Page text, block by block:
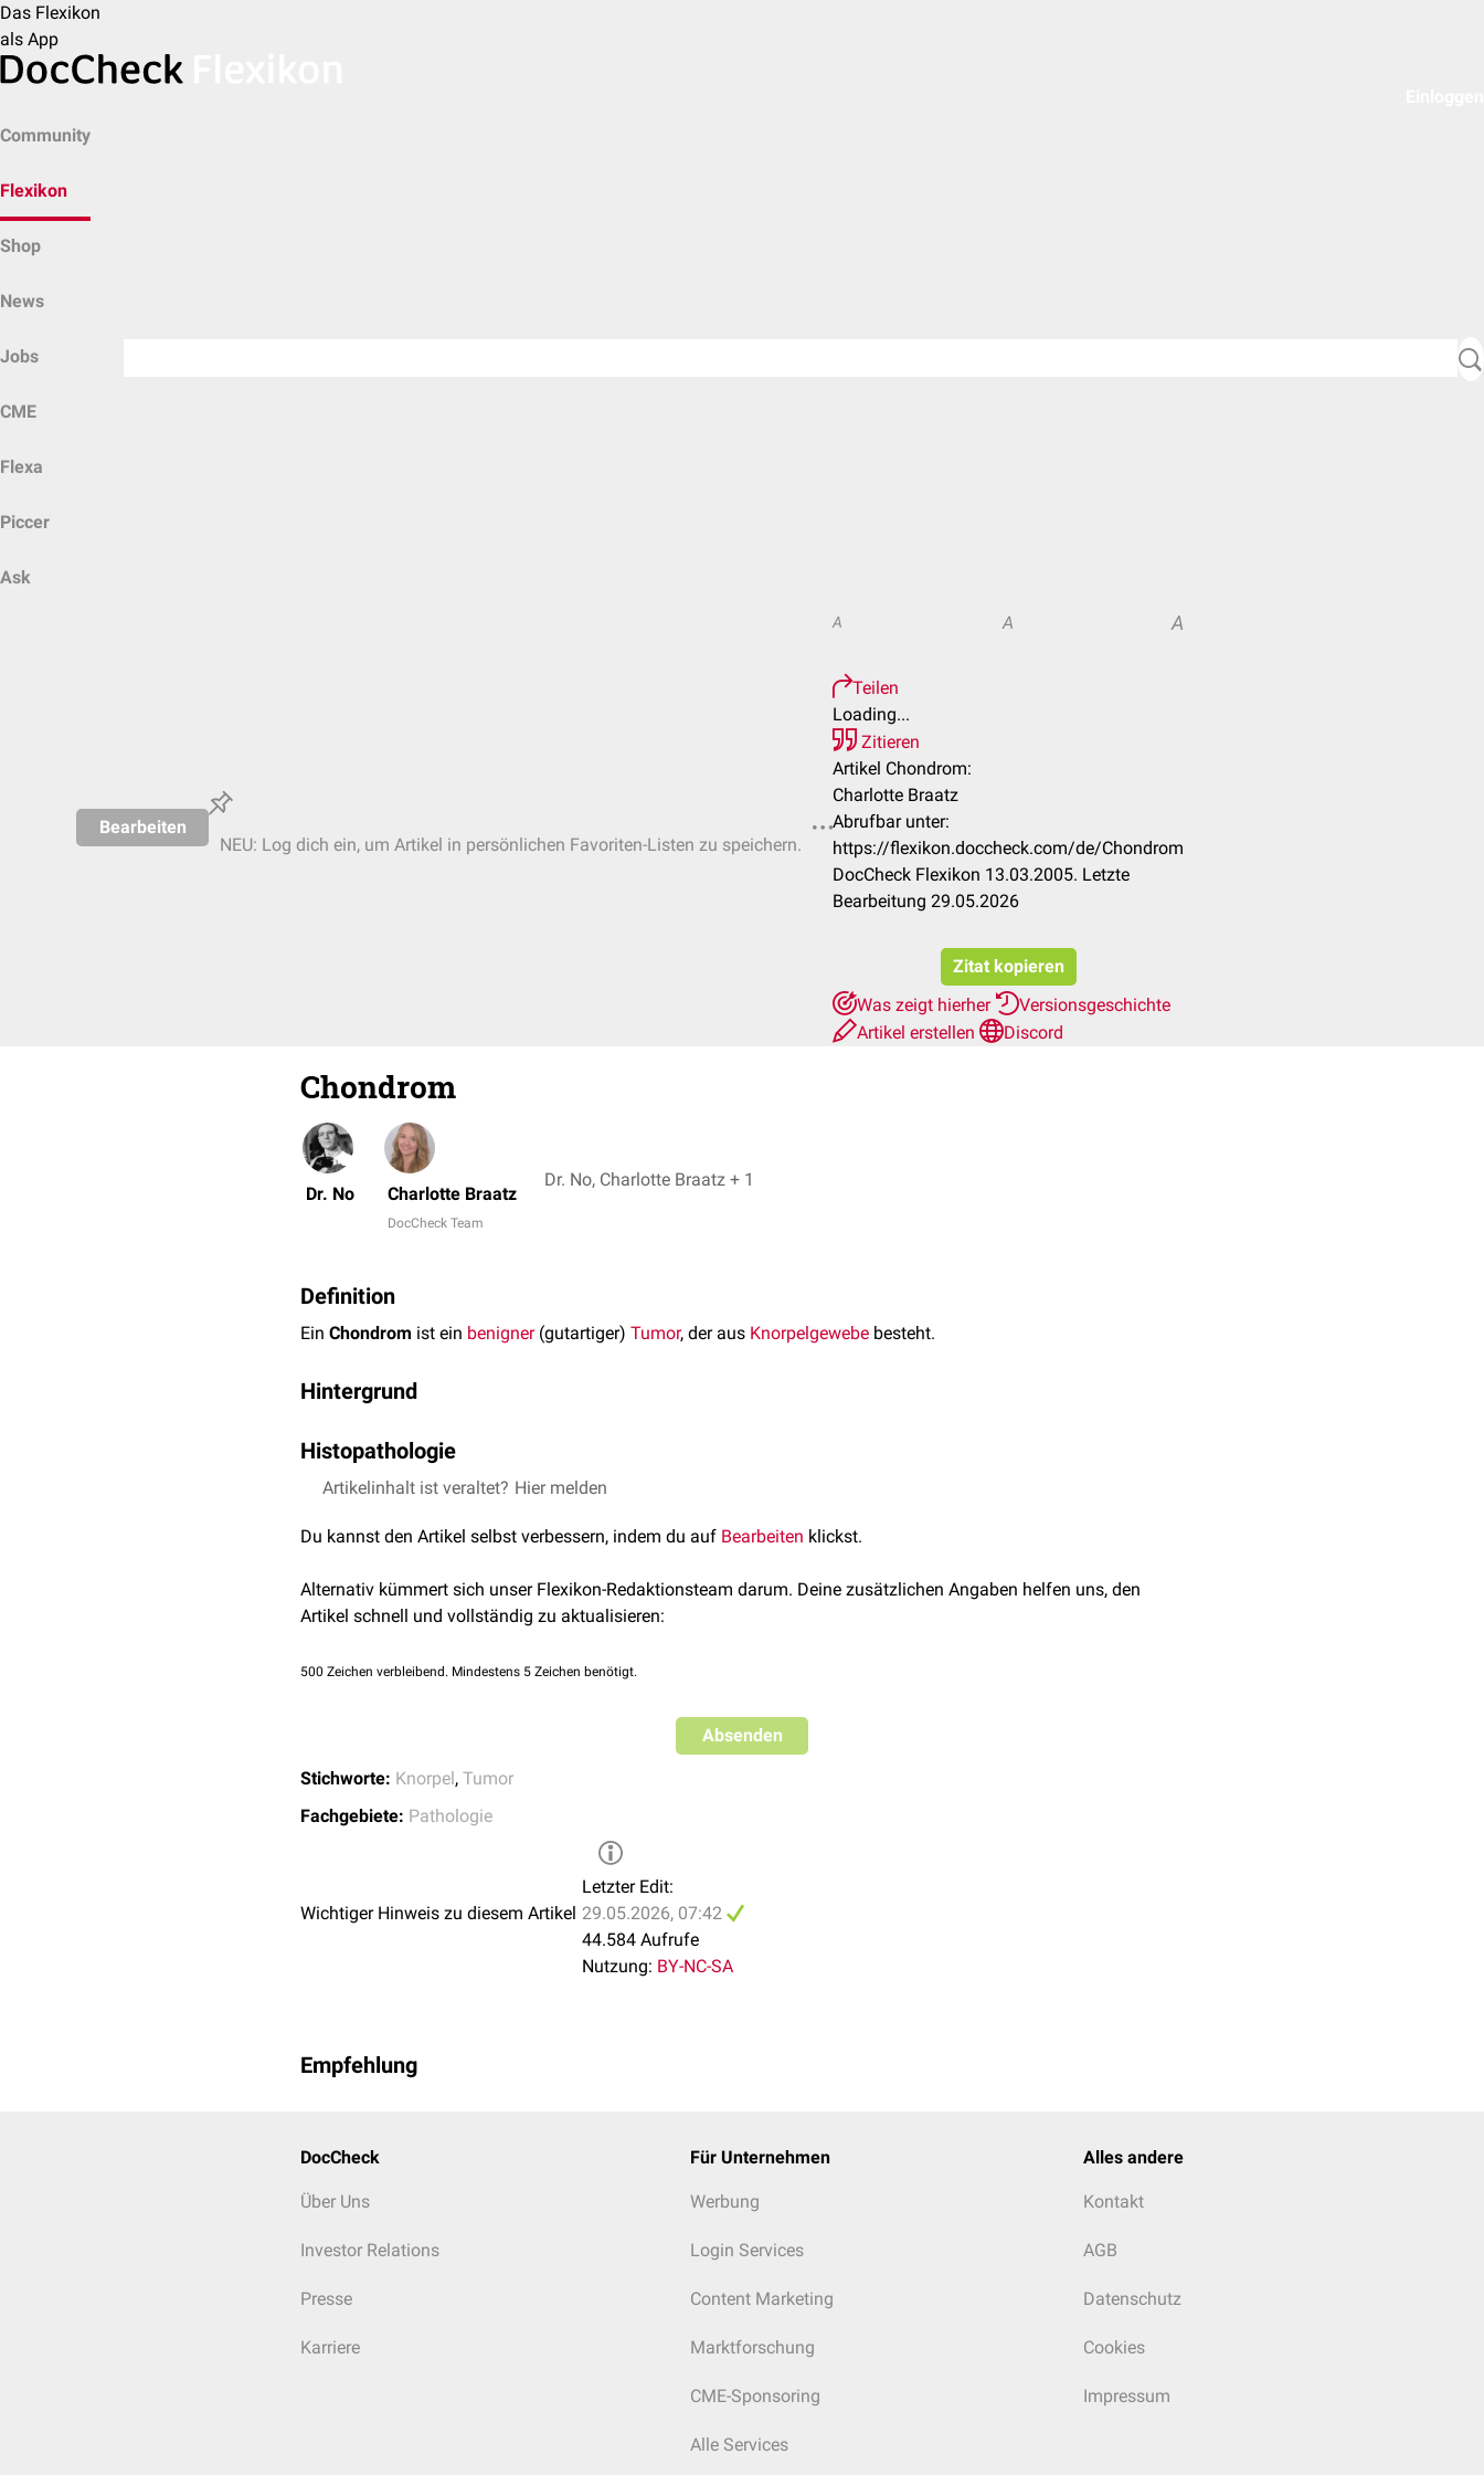
Das Flexikon
als App
Community
Flexikon
Shop
News
Jobs
CME
Flexa
Piccer
Ask
Bearbeiten
NEU: Log dich ein, um Artikel in persönlichen Favoriten-Listen zu speichern.
A A A
Teilen
Loading...
Zitieren
Artikel Chondrom:
Charlotte Braatz
Abrufbar unter:
https://flexikon.doccheck.com/de/Chondrom
DocCheck Flexikon 13.03.2005. Letzte
Bearbeitung 29.05.2026
Zitat kopieren
Was zeigt hierher
Versionsgeschichte
Artikel erstellen
Discord
Chondrom
Dr. No Charlotte Braatz
DocCheck Team
Dr. No, Charlotte Braatz + 1
Definition
Ein Chondrom ist ein benigner(gutartiger) Tumor, der aus Knorpelgewebe besteht.
Hintergrund
ausgehen.
Wenn der Tumor dem Knochen- oder Knorpelgewebe aufsitzt, spricht man von einem
Chondrom.
Histopathologie
Histologisches Präparat eines Schambeins mit Chondrom, HE-Färbung
Artikelinhalt ist veraltet? Hier melden
Du kannst den Artikel selbst verbessern, indem du auf Bearbeiten klickst.
Alternativ kümmert sich unser Flexikon-Redaktionsteam darum. Deine zusätzlichen Angaben helfen uns, den
Artikel schnell und vollständig zu aktualisieren:
500 Zeichen verbleibend. Mindestens 5 Zeichen benötigt.
Absenden
Stichworte: Knorpel, Tumor
Fachgebiete: Pathologie
Wichtiger Hinweis zu diesem Artikel
Letzter Edit:
29.05.2026, 07:42
44.584 Aufrufe
Nutzung: BY-NC-SA
Empfehlung
DocCheck
Über Uns
Investor Relations
Presse
Karriere
Für Unternehmen
Werbung
Login Services
Content Marketing
Marktforschung
CME-Sponsoring
Alle Services
Alles andere
Kontakt
AGB
Datenschutz
Cookies
Impressum